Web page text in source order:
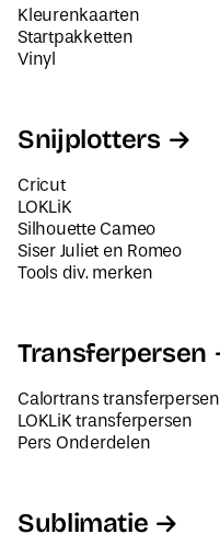
Kleurenkaarten
Startpakketten
Vinyl
Snijplotters
Cricut
LOKLiK
Silhouette Cameo
Siser Juliet en Romeo
Tools div. merken
Transferpersen
Calortrans transferpersen
LOKLiK transferpersen
Pers Onderdelen
Sublimatie